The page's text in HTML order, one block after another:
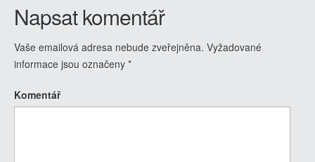
Napsat komentář
Vaše emailová adresa nebude zveřejněna. Vyžadované
informace jsou označeny *
Komentář